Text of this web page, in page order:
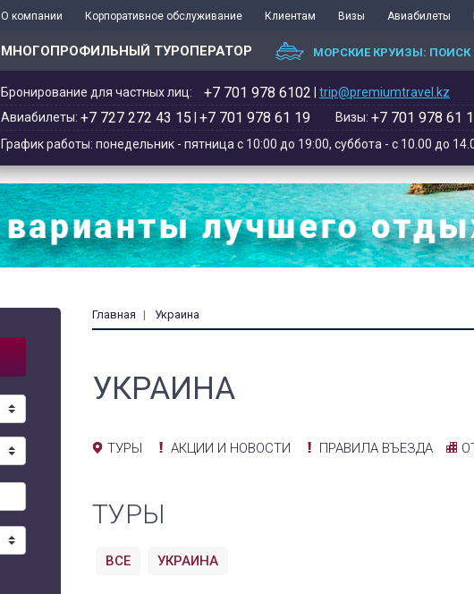
О компании Корпоративное обслуживание Клиентам Визы Авиабилеты
МНОГОПРОФИЛЬНЫЙ ТУРОПЕРАТОР МОРСКИЕ КРУИЗЫ:
Бронирование для частных лиц: +7 701 978 6102‬ trip@premiumtravel.kz
Авиабилеты: +7 727 272 43 15 +7 701 978 61 19 Визы: +7 701 978 61
График работы: понедельник - пятница с 10:00 до 19:00, суббота - с 10.00 до
Главная Украина
УКРАИНА
ТУРЫ АКЦИИ И НОВОСТИ ПРАВИЛА ВЪЕЗДА
ТУРЫ
ВСЕ УКРАИНА